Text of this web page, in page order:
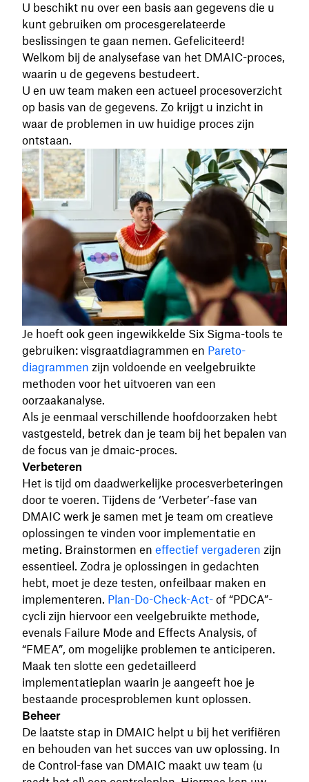
U beschikt nu over een basis aan gegevens die u
kunt gebruiken om procesgerelateerde
beslissingen te gaan nemen. Gefeliciteerd!
Welkom bij de analysefase van het DMAIC-proces,
waarin u de gegevens bestudeert.
U en uw team maken een actueel procesoverzicht
op basis van de gegevens. Zo krijgt u inzicht in
waar de problemen in uw huidige proces zijn
ontstaan.
Je hoeft ook geen ingewikkelde Six Sigma-tools te
gebruiken: visgraatdiagrammen en Pareto-
diagrammen zijn voldoende en veelgebruikte
methoden voor het uitvoeren van een
oorzaakanalyse.
Als je eenmaal verschillende hoofdoorzaken hebt
vastgesteld, betrek dan je team bij het bepalen van
de focus van je dmaic-proces.
Verbeteren
Het is tijd om daadwerkelijke procesverbeteringen
door te voeren. Tijdens de ‘Verbeter’-fase van
DMAIC werk je samen met je team om creatieve
oplossingen te vinden voor implementatie en
meting. Brainstormen en effectief vergaderen zijn
essentieel. Zodra je oplossingen in gedachten
hebt, moet je deze testen, onfeilbaar maken en
implementeren. Plan-Do-Check-Act- of “PDCA”-
cycli zijn hiervoor een veelgebruikte methode,
evenals Failure Mode and Effects Analysis, of
“FMEA”, om mogelijke problemen te anticiperen.
Maak ten slotte een gedetailleerd
implementatieplan waarin je aangeeft hoe je
bestaande procesproblemen kunt oplossen.
Beheer
De laatste stap in DMAIC helpt u bij het verifiëren
en behouden van het succes van uw oplossing. In
de Control-fase van DMAIC maakt uw team (u